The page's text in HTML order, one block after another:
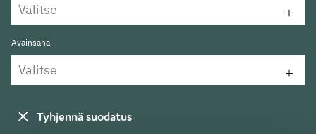
Valitse
Avainsana
Valitse
Tyhjennä suodatus